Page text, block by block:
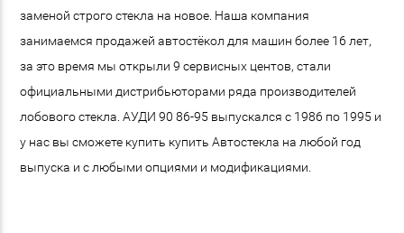
заменой строго стекла на новое. Наша компания
занимаемся продажей автостёкол для машин более 16 лет,
за это время мы открыли 9 сервисных центов, стали
официальными дистрибьюторами ряда производителей
лобового стекла. АУДИ 90 86-95 выпускался с 1986 по 1995 и
у нас вы сможете купить купить Автостекла на любой год
выпуска и с любыми опциями и модификациями.